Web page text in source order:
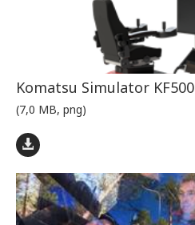
Komatsu Simulator KF500
(7,0 MB, png)